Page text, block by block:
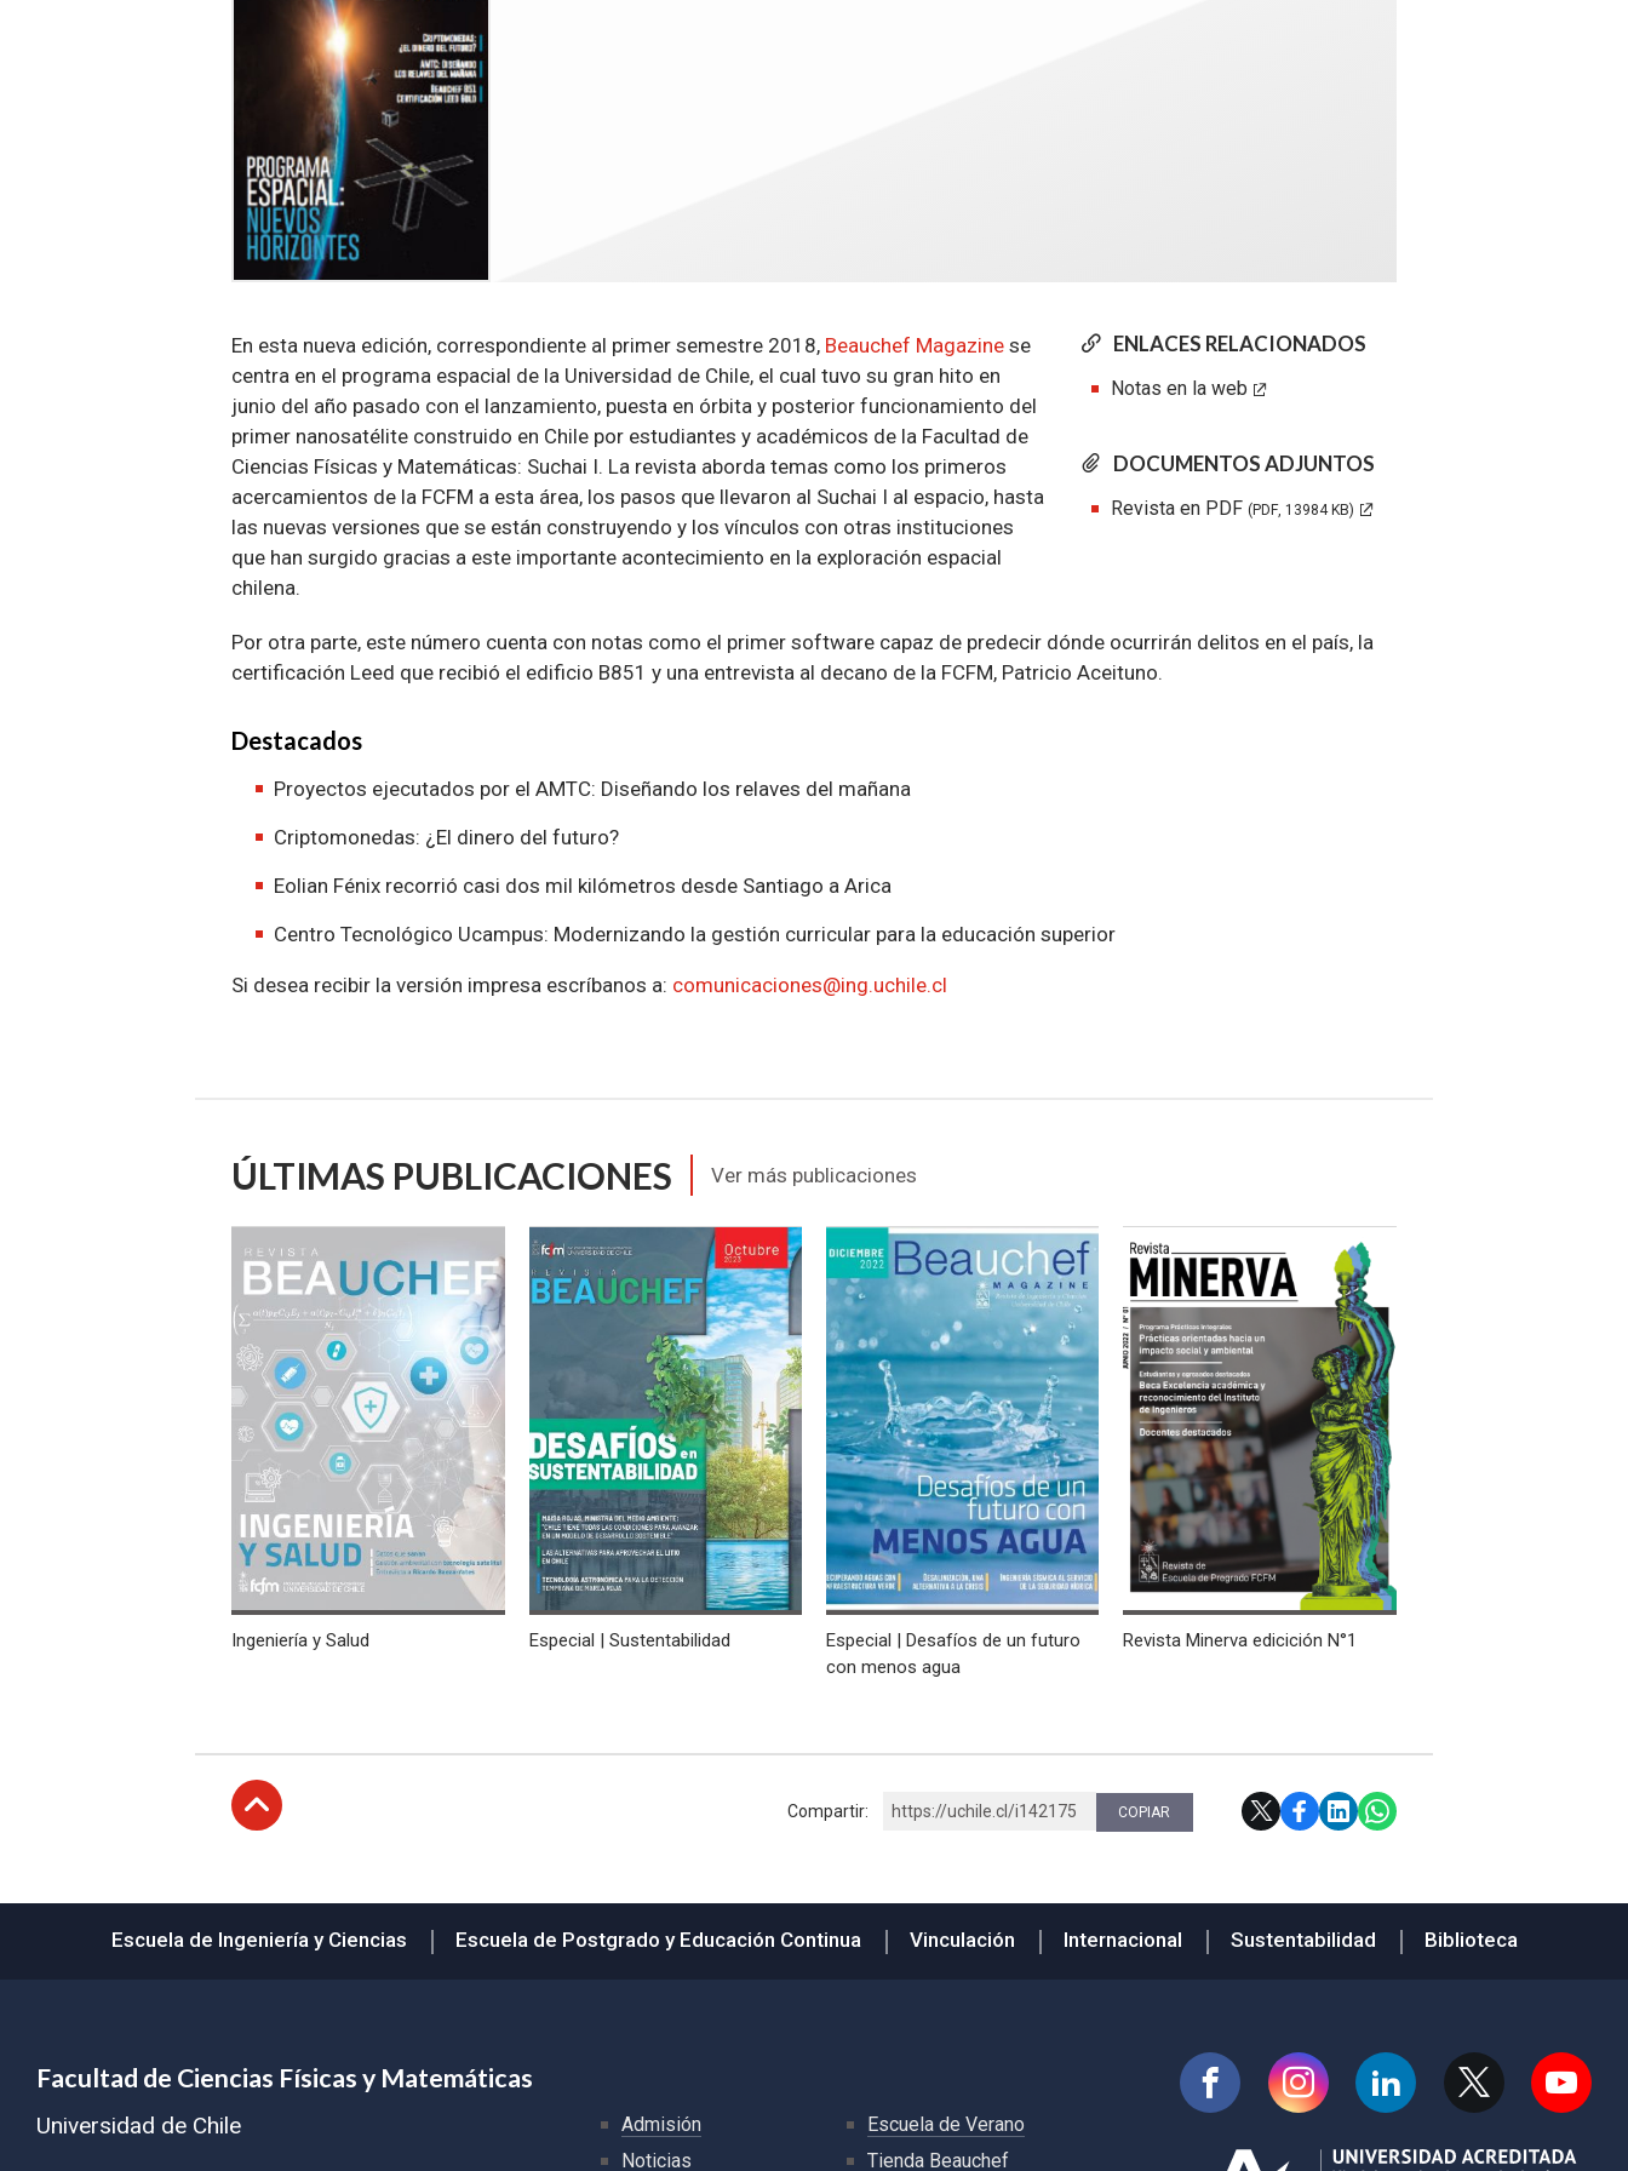
ENLACES RELACIONADOS
Notas en la web
DOCUMENTOS ADJUNTOS
Revista en PDF (PDF, 13984 KB)
En esta nueva edición, correspondiente al primer semestre 2018, Beauchef Magazine se
centra en el programa espacial de la Universidad de Chile, el cual tuvo su gran hito en
junio del año pasado con el lanzamiento, puesta en órbita y posterior funcionamiento del
primer nanosatélite construido en Chile por estudiantes y académicos de la Facultad de
Ciencias Físicas y Matemáticas: Suchai I. La revista aborda temas como los primeros
acercamientos de la FCFM a esta área, los pasos que llevaron al Suchai I al espacio, hasta
las nuevas versiones que se están construyendo y los vínculos con otras instituciones
que han surgido gracias a este importante acontecimiento en la exploración espacial
chilena.
Por otra parte, este número cuenta con notas como el primer software capaz de predecir dónde ocurrirán delitos en el país, la
certificación Leed que recibió el edificio B851 y una entrevista al decano de la FCFM, Patricio Aceituno.
Destacados
Proyectos ejecutados por el AMTC: Diseñando los relaves del mañana
Criptomonedas: ¿El dinero del futuro?
Eolian Fénix recorrió casi dos mil kilómetros desde Santiago a Arica
Centro Tecnológico Ucampus: Modernizando la gestión curricular para la educación superior
Si desea recibir la versión impresa escríbanos a: comunicaciones@ing.uchile.cl
ÚLTIMAS PUBLICACIONES Ver más publicaciones
Ingeniería y Salud Especial | Sustentabilidad
Especial | Desafíos de un futuro
con menos agua
Revista Minerva edicición N°1
Compartir: https://uchile.cl/i142175 COPIAR
Escuela de Ingeniería y Ciencias Escuela de Postgrado y Educación Continua Vinculación Internacional Sustentabilidad Biblioteca
Facultad de Ciencias Físicas y Matemáticas
Universidad de Chile
Admisión
Noticias
Escuela de Verano
Tienda Beauchef